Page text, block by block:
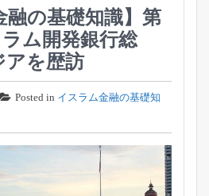
融の基礎知識】第
ム開発銀行総
アを歴訪
Posted in イスラム金融の基礎知